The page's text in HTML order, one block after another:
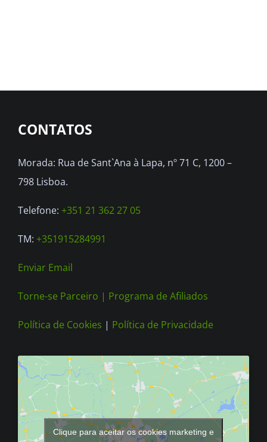
CONTATOS
Morada: Rua de Sant`Ana à Lapa, nº 71 C, 1200 –
798 Lisboa.
Telefone: +351 21 362 27 05
TM: +351915284991
Enviar Email
Torne-se Parceiro | Programa de Afiliados
Política de Cookies | Política de Privacidade
Clique para aceitar os cookies marketing e